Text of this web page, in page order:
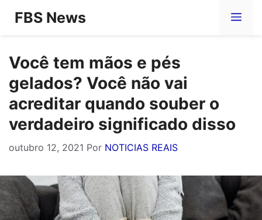
Pular
conteúdo
FBS News
Você tem mãos e pés
gelados? Você não vai
acreditar quando souber o
verdadeiro significado disso
outubro 12, 2021 Por NOTICIAS REAIS